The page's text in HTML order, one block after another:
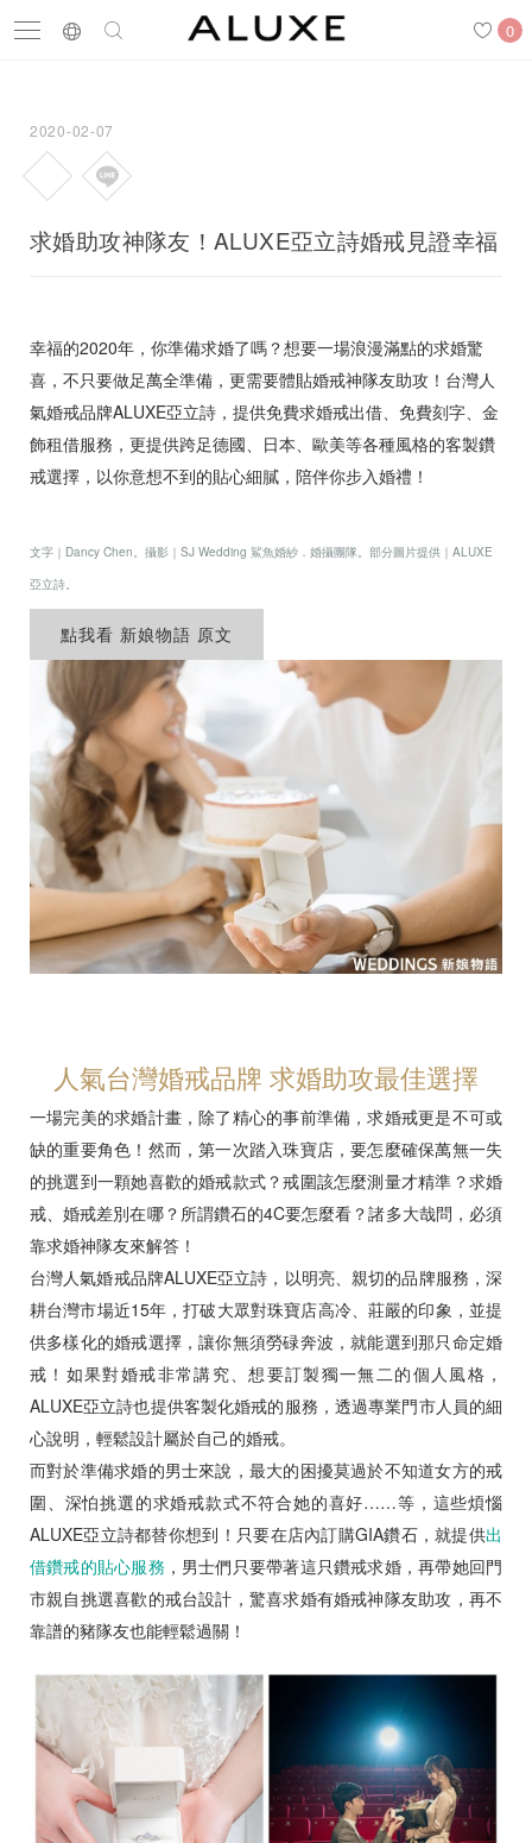
0
求婚鑽戒
求婚鑽戒
珠寶鑽飾
迪士尼系列
黃金金飾
關於ALUXE
嚴選鑽石
最新消息
婚禮護照
線上購物
預約來店
2020-02-07
求婚助攻神隊友！ALUXE亞立詩婚戒見證幸福
幸福的2020年，你準備求婚了嗎？想要一場浪漫滿點的求婚驚
喜，不只要做足萬全準備，更需要體貼婚戒神隊友助攻！台灣人
氣婚戒品牌ALUXE亞立詩，提供免費求婚戒出借、免費刻字、金
飾租借服務，更提供跨足德國、日本、歐美等各種風格的客製鑽
戒選擇，以你意想不到的貼心細膩，陪伴你步入婚禮！
文字｜Dancy Chen。攝影｜SJ Wedding 鯊魚婚紗．婚攝團隊。部分圖片提供｜ALUXE
亞立詩。
點我看 新娘物語 原文
人氣台灣婚戒品牌 求婚助攻最佳選擇
一場完美的求婚計畫，除了精心的事前準備，求婚戒更是不可或
缺的重要角色！然而，第一次踏入珠寶店，要怎麼確保萬無一失
的挑選到一顆她喜歡的婚戒款式？戒圍該怎麼測量才精準？求婚
戒、婚戒差別在哪？所謂鑽石的4C要怎麼看？諸多大哉問，必須
靠求婚神隊友來解答！
台灣人氣婚戒品牌ALUXE亞立詩，以明亮、親切的品牌服務，深
耕台灣市場近15年，打破大眾對珠寶店高冷、莊嚴的印象，並提
供多樣化的婚戒選擇，讓你無須勞碌奔波，就能選到那只命定婚
戒！如果對婚戒非常講究、想要訂製獨一無二的個人風格，
ALUXE亞立詩也提供客製化婚戒的服務，透過專業門市人員的細
心說明，輕鬆設計屬於自己的婚戒。
而對於準備求婚的男士來說，最大的困擾莫過於不知道女方的戒
圍、深怕挑選的求婚戒款式不符合她的喜好……等，這些煩惱
ALUXE亞立詩都替你想到！只要在店內訂購GIA鑽石，就提供出
借鑽戒的貼心服務 ，男士們只要帶著這只鑽戒求婚，再帶她回門
市親自挑選喜歡的戒台設計，驚喜求婚有婚戒神隊友助攻，再不
靠譜的豬隊友也能輕鬆過關！